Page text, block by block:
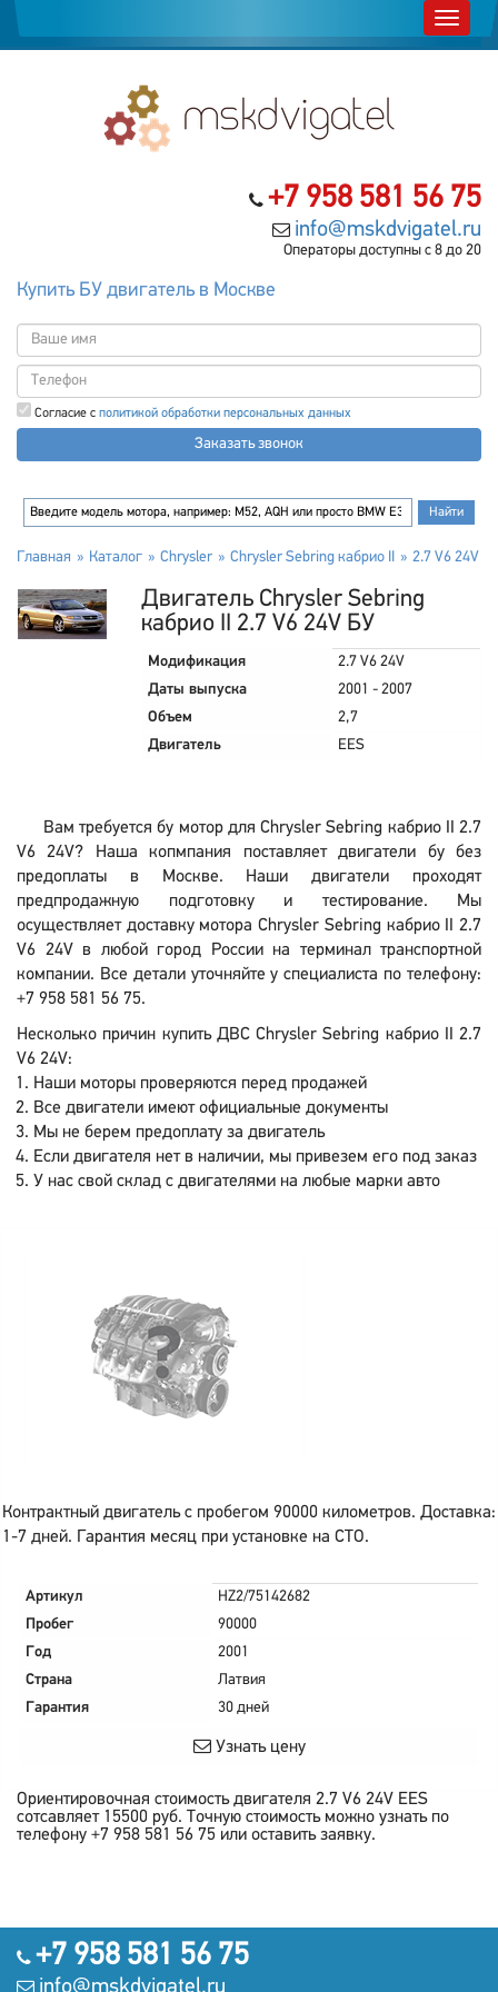
+7 958 581 56 75
info@mskdvigatel.ru
Операторы доступны с 8 до 20
Купить БУ двигатель в Москве
Согласие с политикой обработки персональных данных
Заказать звонок
Главная Каталог Chrysler Chrysler Sebring кабрио II 2.7 V6 24V
Двигатель Chrysler Sebring
кабрио II 2.7 V6 24V БУ
Модификация
2.7 V6 24V
Даты выпуска
2001 - 2007
Объем
2,7
Двигатель
EES
Вам требуется бу мотор для Chrysler Sebring кабрио II 2.7
V6 24V? Наша копмпания поставляет двигатели бу без
предоплаты в Москве. Наши двигатели проходят
предпродажную подготовку и тестирование. Мы
осуществляет доставку мотора Chrysler Sebring кабрио II 2.7
V6 24V в любой город России на терминал транспортной
компании. Все детали уточняйте у специалиста по телефону:
+7 958 581 56 75.
Несколько причин купить ДВС Chrysler Sebring кабрио II 2.7
V6 24V:
Наши моторы проверяются перед продажей
Все двигатели имеют официальные документы
Мы не берем предоплату за двигатель
Если двигателя нет в наличии, мы привезем его под заказ
У нас свой склад с двигателями на любые марки авто
Контрактный двигатель с пробегом 90000 километров. Доставка:
1-7 дней. Гарантия месяц при установке на СТО.
Артикул
HZ2/75142682
Пробег
90000
Год
2001
Страна
Латвия
Гарантия
30 дней
Узнать цену
Ориентировочная стоимость двигателя 2.7 V6 24V EES
сотсавляет 15500 руб.
Точную стоимость можно узнать по
телефону +7 958 581 56 75 или оставить заявку.
+7 958 581 56 75
info@mskdvigatel.ru